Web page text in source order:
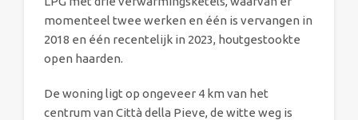
momenteel twee werken en één is vervangen in
2018 en één recentelijk in 2023, houtgestookte
open haarden.
De woning ligt op ongeveer 4 km van het
centrum van Città della Pieve, de witte weg is